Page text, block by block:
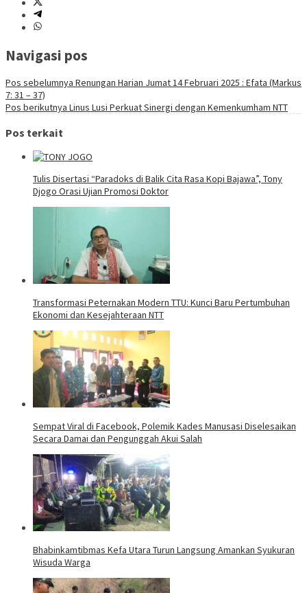
Navigasi pos
Pos sebelumnya Renungan Harian Jumat 14 Februari 2025 : Efata (Markus
7: 31 – 37)
Pos berikutnya Linus Lusi Perkuat Sinergi dengan Kemenkumham NTT
Pos terkait
Tulis Disertasi “Paradoks di Balik Cita Rasa Kopi Bajawa”, Tony
Djogo Orasi Ujian Promosi Doktor
Transformasi Peternakan Modern TTU: Kunci Baru Pertumbuhan
Ekonomi dan Kesejahteraan NTT
Sempat Viral di Facebook, Polemik Kades Manusasi Diselesaikan
Secara Damai dan Pengunggah Akui Salah
Bhabinkamtibmas Kefa Utara Turun Langsung Amankan Syukuran
Wisuda Warga